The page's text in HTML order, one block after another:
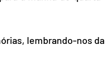
lembrando-nos da